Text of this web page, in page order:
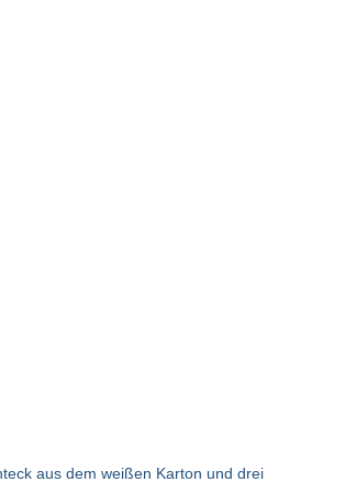
aus dem weißen Karton und drei